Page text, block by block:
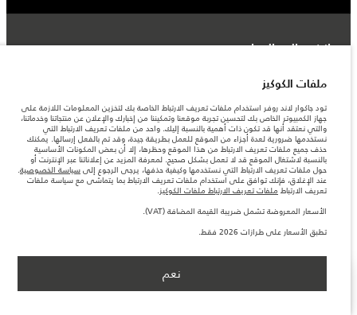
انضم إلى الحوار
الوظائف
الشروط والأحكام
ملفات الكوكيز
تود جاكوار لاند روفر استخدام ملفات تعريف الارتباط الخاصة بك لتخزين المعلومات اللازمة على
جهاز الكمبيوتر الخاص بك لتحسين تجربة موقعنا وتمكيننا من إخبارك والإعلان عن منتجاتنا وخدماتنا،
والتي نعتقد أنها قد تكون ذات أهمية بالنسبة إليك. واحد من ملفات تعريف الارتباط التي
نستخدمها ضرورية لعدة أجزاء من الموقع للعمل بطريقة جيدة، وقد تم بالفعل إرسالها. يمكنك
حذف جميع ملفات تعريف الارتباط من هذا الموقع وحظرها، إلا أن بعض المكونات الأساسية
بالنسبة لاشتغال الموقع قد لا تعمل بشكل صحيح. لمعرفة المزيد عن إعلاناتنا عبر الإنترنت أو
حول ملفات تعريف الارتباط التي نستخدمها وكيفية حذفها، يرجى الرجوع إلى سياسة الخصوصية.
عند الإغلاق، فإنك توافق على استخدام ملفات تعريف الارتباط بما يتماشى مع سياسة ملفات
تعريف الارتباط ملفات تعريف الارتباط ملفات الكوكيز.
الأسعار المعروضة تشمل ضريبة القيمة المضافة (VAT).
تطبق الأسعار على طرازات 2026 فقط.
نعم
عرض المزيد ابحث عن وكيل